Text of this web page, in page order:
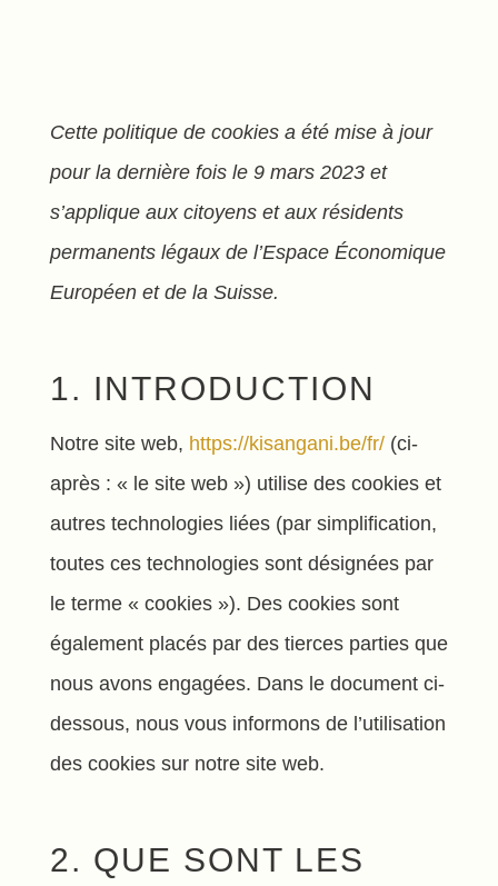
Cette politique de cookies a été mise à jour
pour la dernière fois le 9 mars 2023 et
s’applique aux citoyens et aux résidents
permanents légaux de l’Espace Économique
Européen et de la Suisse.
1. INTRODUCTION
Notre site web, https://kisangani.be/fr/(ci-
après : « le site web ») utilise des cookies et
autres technologies liées (par simplification,
toutes ces technologies sont désignées par
le terme « cookies »). Des cookies sont
également placés par des tierces parties que
nous avons engagées. Dans le document ci-
dessous, nous vous informons de l’utilisation
des cookies sur notre site web.
2. QUE SONT LES